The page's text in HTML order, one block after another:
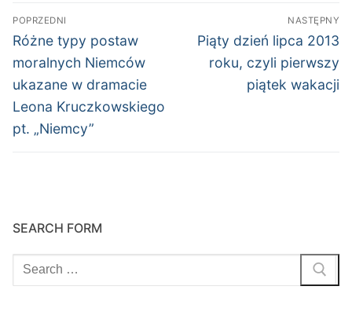
Nawigacja
wpisu
POPRZEDNI
Poprzedni
wpis:
Różne typy postaw
moralnych Niemców
ukazane w dramacie
Leona Kruczkowskiego
pt. „Niemcy”
NASTĘPNY
Następny
wpis:
Piąty dzień lipca 2013
roku, czyli pierwszy
piątek wakacji
SEARCH FORM
Szukaj: